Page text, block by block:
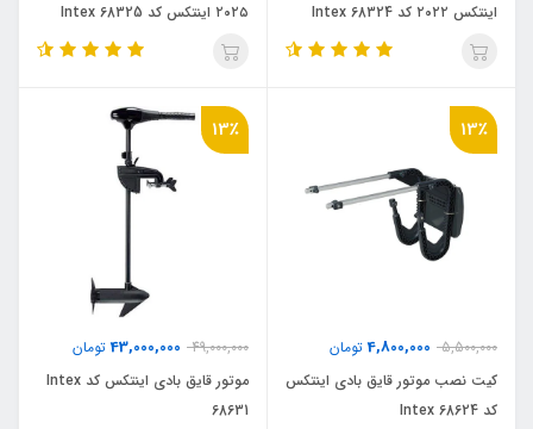
اینتکس ۲۰۲۲ کد Intex 68324
۲۰۲۵ اینتکس کد Intex 68325
13٪
5,500,000
4,800,000تومان
کیت نصب موتور قایق بادی اینتکس
کد Intex 68624
13٪
49,000,000
43,000,000تومان
موتور قایق بادی اینتکس کد Intex
68631